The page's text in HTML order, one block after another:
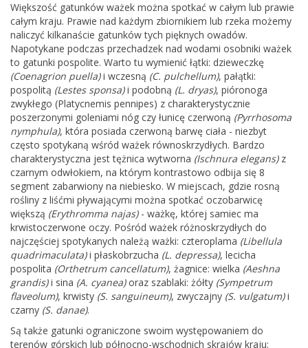
Większość gatunków ważek można spotkać w całym lub prawie
całym kraju. Prawie nad każdym zbiornikiem lub rzeka możemy
naliczyć kilkanaście gatunków tych pięknych owadów.
Napotykane podczas przechadzek nad wodami osobniki ważek
to gatunki pospolite. Warto tu wymienić łątki: dzieweczkę
(Coenagrion puella)i wczesną (C. pulchellum), pałątki:
pospolitą (Lestes sponsa)i podobną (L. dryas), pióronoga
zwykłego (Platycnemis pennipes) z charakterystycznie
poszerzonymi goleniami nóg czy łunicę czerwoną (Pyrrhosoma
nymphula), która posiada czerwoną barwę ciała - niezbyt
często spotykaną wśród ważek równoskrzydłych. Bardzo
charakterystyczna jest tężnica wytworna (Ischnura elegans)z
czarnym odwłokiem, na którym kontrastowo odbija się 8
segment zabarwiony na niebiesko. W miejscach, gdzie rosną
rośliny z liśćmi pływającymi można spotkać oczobarwicę
większą (Erythromma najas)- ważkę, której samiec ma
krwistoczerwone oczy. Pośród ważek różnoskrzydłych do
najczęściej spotykanych należą ważki: czteroplama (Libellula
quadrimaculata)i płaskobrzucha (L. depressa), lecicha
pospolita (Orthetrum cancellatum), żagnice: wielka (Aeshna
grandis)i sina (A. cyanea)oraz szablaki: żółty (Sympetrum
flaveolum), krwisty (S. sanguineum), zwyczajny (S. vulgatum)i
czarny (S. danae).
Są także gatunki ograniczone swoim występowaniem do
terenów górskich lub północno-wschodnich skrajów kraju: